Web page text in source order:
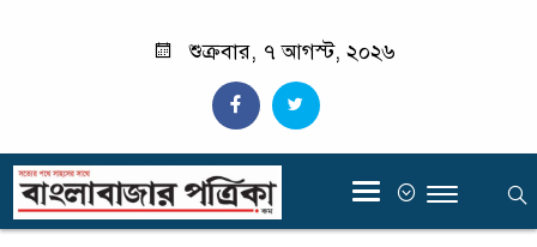
শুক্রবার, ৭ আগস্ট, ২০২৬
‍